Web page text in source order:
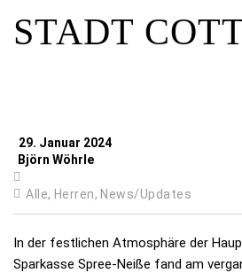
STADT
29. Januar 2024
Björn Wöhrle
Alle, Herren, News/Updates
In der festlichen Atmosphäre der
Sparkasse Spree-Neiße fand am